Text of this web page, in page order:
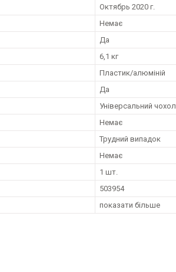
Октябрь 2020 г.
Немає
Да
6,1 кг
Пластик/алюміній
Да
Універсальний чохол
Немає
Трудний випадок
Немає
1 шт.
503954
показати більше